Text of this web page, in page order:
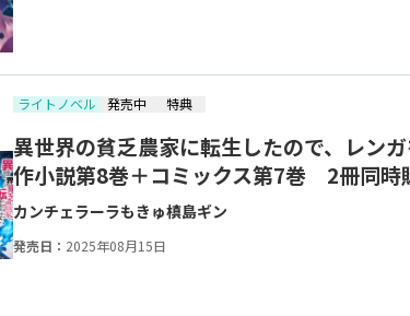
ライトノベル 発売中 特典
異世界の貧乏農家に転生したので、レン
作小説第8巻＋コミックス第7巻 2冊同時
カンチェラーラもきゅ槙島ギン
発売日： 2025年08月15日